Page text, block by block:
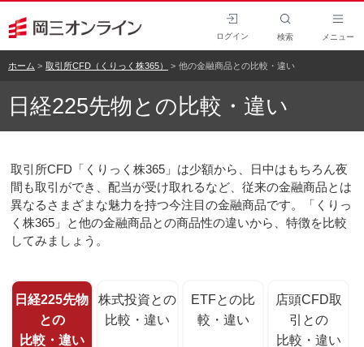
ログイン 検索 メニュー
ホーム 取引所CFD（くりっく株365） 他の金融商品との比較・違い
日経225先物との比較・違い
取引所CFD「くりっく株365」は少額から、日中はもちろん夜
間も取引ができ、配当が受け取れるなど、従来の金融商品とは
異なるさまざまな魅力を持つ今注目の金融商品です。「くりっ
く株365」と他の金融商品との商品性の違いから、特徴を比較
してみましょう。
日経225先物
との
比較・違い
株式投資との
比較・違い
ETFとの比
較・違い
店頭CFD取
引との
比較・違い